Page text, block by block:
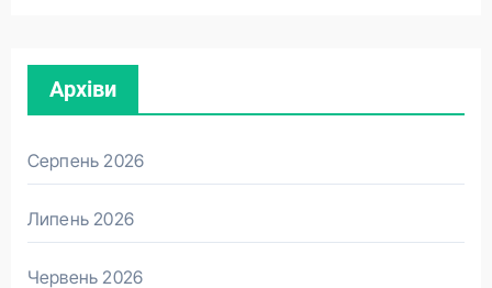
Архіви
Серпень 2026
Липень 2026
Червень 2026